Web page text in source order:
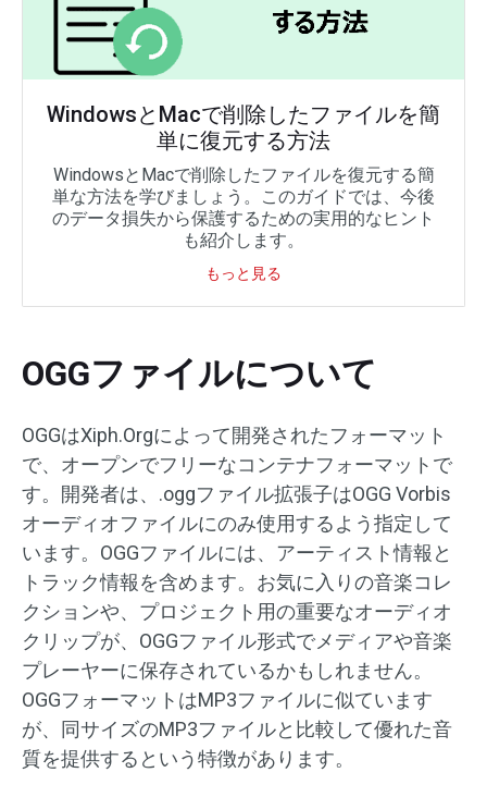
WindowsとMacで削除したファイルを簡
単に復元する方法
WindowsとMacで削除したファイルを復元する簡
単な方法を学びましょう。このガイドでは、今後
のデータ損失から保護するための実用的なヒント
も紹介します。
もっと見る
OGGファイルについて
OGGはXiph.Orgによって開発されたフォーマット
で、オープンでフリーなコンテナフォーマットで
す。開発者は、.oggファイル拡張子はOGG Vorbis
オーディオファイルにのみ使用するよう指定して
います。OGGファイルには、アーティスト情報と
トラック情報を含めます。お気に入りの音楽コレ
クションや、プロジェクト用の重要なオーディオ
クリップが、OGGファイル形式でメディアや音楽
プレーヤーに保存されているかもしれません。
OGGフォーマットはMP3ファイルに似ています
が、同サイズのMP3ファイルと比較して優れた音
質を提供するという特徴があります。